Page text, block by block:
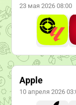
23 мая 2026 08:00
Apple
10 апреля 2026